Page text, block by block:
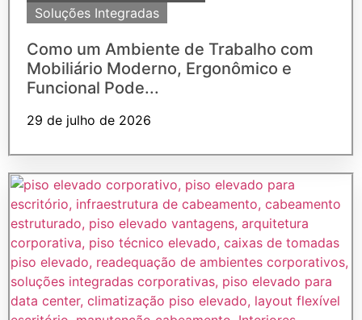
Soluções Integradas
Como um Ambiente de Trabalho com
Mobiliário Moderno, Ergonômico e
Funcional Pode...
29 de julho de 2026